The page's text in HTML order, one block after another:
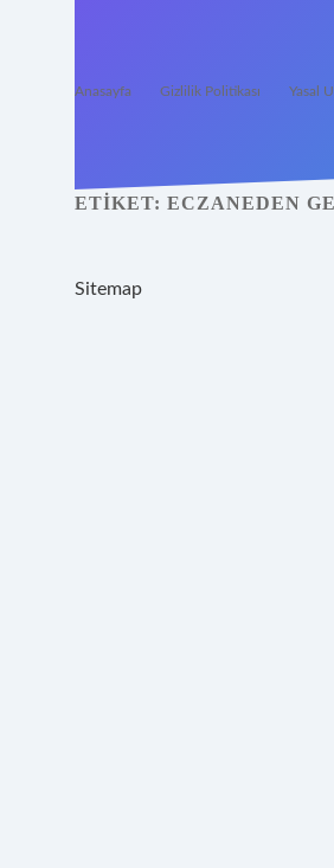
Anasayfa Gizlilik Politikası Yasal
ETIKET: ECZANEDEN
Sitemap